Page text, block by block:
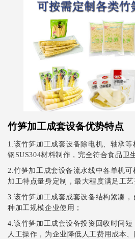
竹笋加工成套设备优势特点
1.该竹笋加工成套设备除电机、轴承
钢SUS304材料制作，完全符合食品卫
2.竹笋加工成套设备流水线中各单机
加工特点量身定制，最大程度满足工艺
3.该竹笋加工成套成套设备结构紧凑
种加工规模企业使用；
4.该竹笋加工成套设备投资回收时间
人工操作，为企业降低人工费用成本、